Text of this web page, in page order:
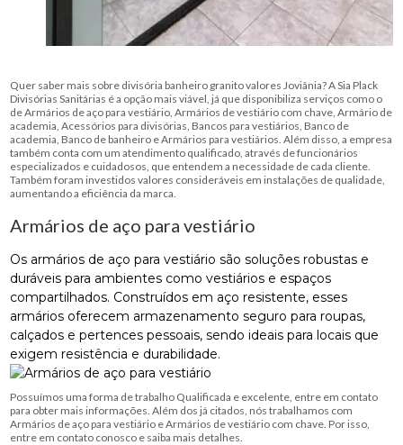
Quer saber mais sobre divisória banheiro granito valores Joviânia? A Sia Plack
Divisórias Sanitárias é a opção mais viável, já que disponibiliza serviços como o
de Armários de aço para vestiário, Armários de vestiário com chave, Armário de
academia, Acessórios para divisórias, Bancos para vestiários, Banco de
academia, Banco de banheiro e Armários para vestiários. Além disso, a empresa
também conta com um atendimento qualificado, através de funcionários
especializados e cuidadosos, que entendem a necessidade de cada cliente.
Também foram investidos valores consideráveis em instalações de qualidade,
aumentando a eficiência da marca.
Armários de aço para vestiário
Os armários de aço para vestiário são soluções robustas e
duráveis para ambientes como vestiários e espaços
compartilhados. Construídos em aço resistente, esses
armários oferecem armazenamento seguro para roupas,
calçados e pertences pessoais, sendo ideais para locais que
exigem resistência e durabilidade.
Possuímos uma forma de trabalho Qualificada e excelente, entre em contato
para obter mais informações. Além dos já citados, nós trabalhamos com
Armários de aço para vestiário e Armários de vestiário com chave. Por isso,
entre em contato conosco e saiba mais detalhes.